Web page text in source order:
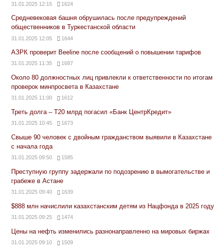
31.01.2025 12:15 1624
Средневековая башня обрушилась после предупреждений
общественников в Туркестанской области
31.01.2025 12:05 1644
АЗРК проверит Beeline после сообщений о повышении тарифов
31.01.2025 11:35 1687
Около 80 должностных лиц привлекли к ответственности по итогам
проверок минпросвета в Казахстане
31.01.2025 11:00 1612
Треть долга – Т20 млрд погасил «Банк ЦентрКредит»
31.01.2025 10:45 1673
Свыше 90 человек с двойным гражданством выявили в Казахстане
с начала года
31.01.2025 09:50 1585
Преступную группу задержали по подозрению в вымогательстве и
грабеже в Астане
31.01.2025 09:40 1639
$888 млн начислили казахстанским детям из Нацфонда в 2025 году
31.01.2025 09:25 1474
Цены на нефть изменились разнонаправленно на мировых биржах
31.01.2025 09:10 1509